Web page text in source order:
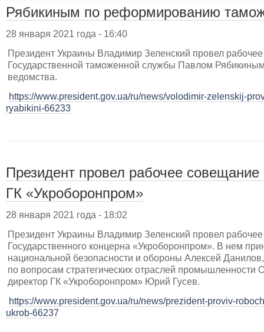
Рябикиным по реформированию
28 января 2021 года - 16:40
Президент Украины Владимир Зеленский провел
Государственной таможенной службы Павлом
ведомства.
https://www.president.gov.ua/ru/news/volodimir-zelenskij-
ryabikini-66233
Президент провел рабочее
ГК «Укроборонпром»
28 января 2021 года - 18:02
Президент Украины Владимир Зеленский провел
Государственного концерна «Укроборонпром». В нем
национальной безопасности и обороны Алексей
по вопросам стратегических отраслей промышленности
директор ГК «Укроборонпром» Юрий Гусев.
https://www.president.gov.ua/ru/news/prezident-proviv-
ukrob-66237